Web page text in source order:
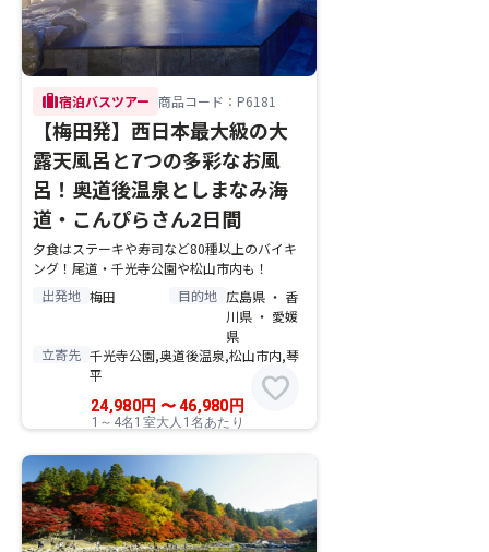
trip宿泊バスツアー 商品コード：P6181
【梅田発】西日本最大級の大
露天風呂と7つの多彩なお風
呂！奥道後温泉としまなみ海
道・こんぴらさん2日間
夕食はステーキや寿司など80種以上のバイキ
ング！尾道・千光寺公園や松山市内も！
出発地 梅田 目的地 広島県 ・ 香
川県 ・ 愛媛
県
立寄先 千光寺公園,奥道後温泉,松山市内,琴
平
24,980円 〜46,980 円
1～4名1室大人1名あたり
favorite